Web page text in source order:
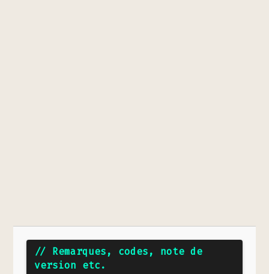
// Remarques, codes, note de
version etc.